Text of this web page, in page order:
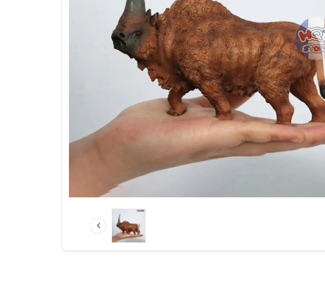
Mô hình khủng
Shoulin
thương Baby
320.000₫
Hết hàng